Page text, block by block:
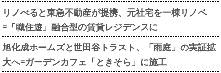
リノべると東急不動産が提携、元社宅を一棟リノベ
=「職住遊」融合型の賃貸レジデンスに
旭化成ホームズと世田谷トラスト、「雨庭」の実証拡
大へ=ガーデンカフェ「ときそら」に施工